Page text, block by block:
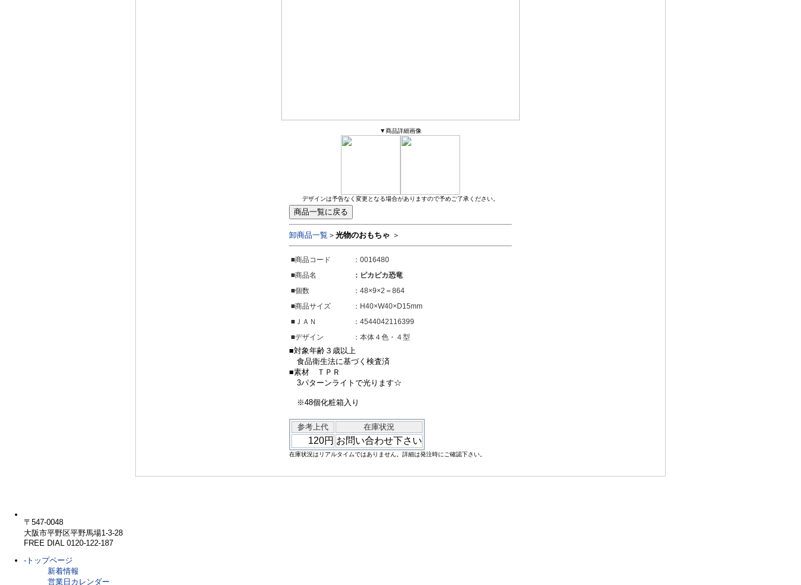
▼商品詳細画像
デザインは予告なく変更となる場合がありますので予めご了承ください。
卸商品一覧 ＞ 光物のおもちゃ ＞
■商品コード
：0016480
■商品名
：ピカピカ恐竜
■個数
：48×9×2＝864
■商品サイズ
：H40×W40×D15mm
■ＪＡＮ
：4544042116399
■デザイン
：本体４色・４型
■対象年齢３歳以上
食品衛生法に基づく検査済
■素材 ＴＰＲ
3パターンライトで光ります☆
※48個化粧箱入り
参考上代 在庫状況
120円 お問い合わせ下さい
在庫状況はリアルタイムではありません。詳細は発注時にご確認下さい。
〒547-0048
大阪市平野区平野馬場1-3-28
FREE DIAL 0120-122-187
-トップページ
新着情報
営業日カレンダー